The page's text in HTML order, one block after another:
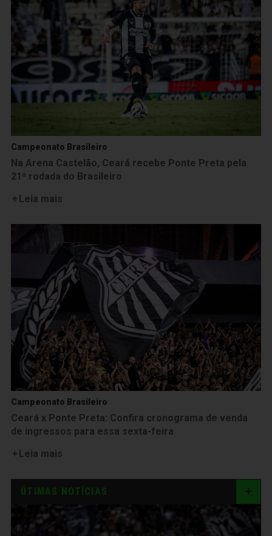
Campeonato Brasileiro
Na Arena Castelão, Ceará recebe Ponte Preta pela
21ª rodada do Brasileiro
Leia mais
Campeonato Brasileiro
Ceará x Ponte Preta: Confira cronograma de venda
de ingressos para essa sexta-feira
Leia mais
ÚTIMAS NOTÍCIAS